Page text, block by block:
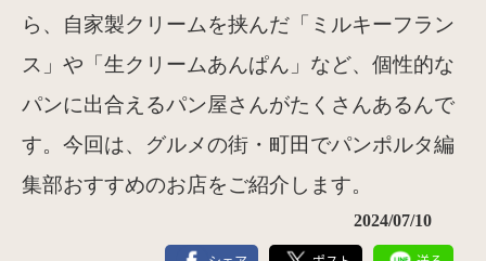
ら、自家製クリームを挟んだ「ミルキーフラン
ス」や「生クリームあんぱん」など、個性的な
パンに出合えるパン屋さんがたくさんあるんで
す。今回は、グルメの街・町田でパンポルタ編
集部おすすめのお店をご紹介します。
2024/07/10